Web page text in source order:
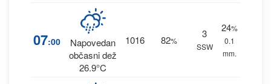
07:00
Napovedan
občasni dež
26.9°C
1016 82%
3
SSW
24%
0.1
mm.